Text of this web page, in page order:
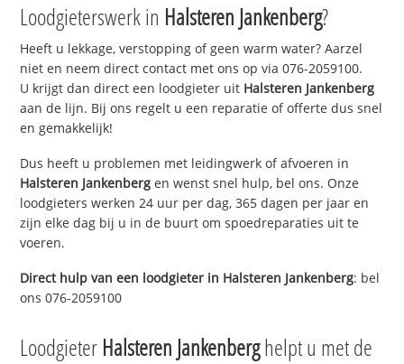
Loodgieterswerk in Halsteren Jankenberg?
Heeft u lekkage, verstopping of geen warm water? Aarzel
niet en neem direct contact met ons op via 076-2059100.
U krijgt dan direct een loodgieter uit Halsteren Jankenberg
aan de lijn. Bij ons regelt u een reparatie of offerte dus snel
en gemakkelijk!
Dus heeft u problemen met leidingwerk of afvoeren in
Halsteren Jankenberg en wenst snel hulp, bel ons. Onze
loodgieters werken 24 uur per dag, 365 dagen per jaar en
zijn elke dag bij u in de buurt om spoedreparaties uit te
voeren.
Direct hulp van een loodgieter in Halsteren Jankenberg: bel
ons 076-2059100
Loodgieter Halsteren Jankenberghelpt u met de